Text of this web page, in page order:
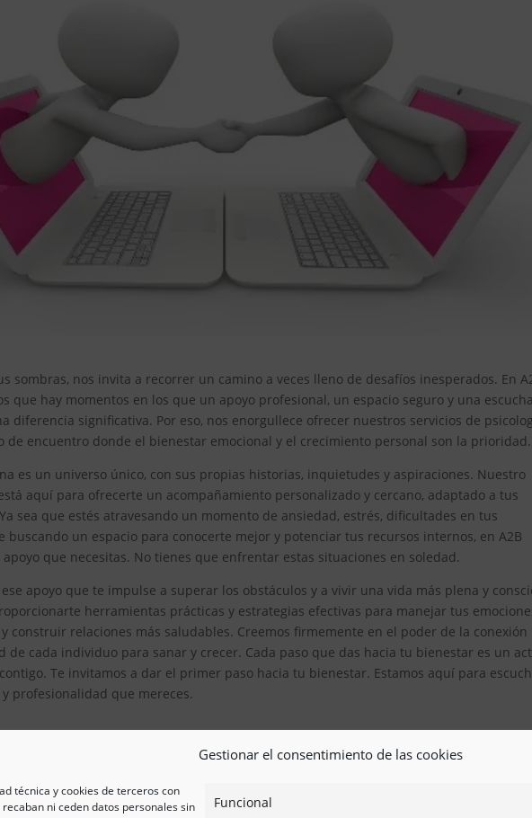
Gestionar el consentimiento de las cookies
técnica y cookies de terceros con
ni ceden datos personales sin
Funcional
sombras, nos invita a recorrer un camino a veces lleno de desafíos inesperados. En
que hay momentos en los que un apoyo profesional, un espacio seguro y una
diferencia significativa. Por eso, nos enorgullece ofrecer nuestros servicios de
de encuentro donde el bienestar emocional y el crecimiento personal son la prioridad.
es un universo único, con sus propias historias, inquietudes y aspiraciones. Nuestro
aquí para ofrecerte un acompañamiento personalizado y cercano, adaptado a tus
sea que estés atravesando un momento de ansiedad, estrés, dificultades en tus
buscando un espacio para conocerte mejor y potenciar tus recursos internos, en A2B
que necesitas. No tienes que enfrentar estas situaciones en soledad.
apoyo que te impulse a superar los obstáculos y a vivir una vida más plena y
herramientas prácticas y estrategias efectivas para manejar tus
construir relaciones más saludables. Creemos firmemente en el poder de la conexión
de cada individuo para sanar y crecer. Cada paso que das hacia tu bienestar es un
Te invitamos a dar el primer paso hacia tu bienestar. Estamos aquí para
profesionalidad que mereces.